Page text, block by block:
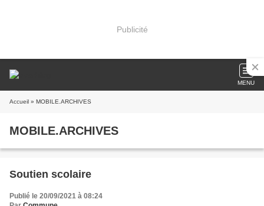
Publicité
MENU
Accueil » MOBILE.ARCHIVES
MOBILE.ARCHIVES
Soutien scolaire
Publié le 20/09/2021 à 08:24